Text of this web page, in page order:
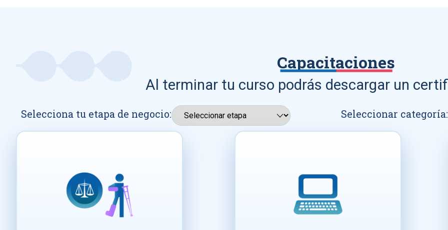
Capacitaciones
Al terminar tu curso podrás descargar un
Selecciona tu etapa de negocio: Seleccionar categoría: